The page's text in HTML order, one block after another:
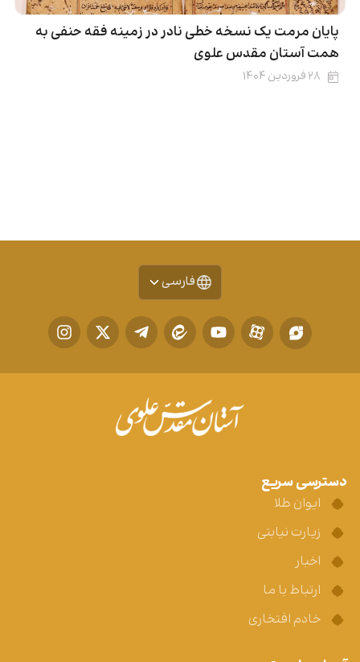
پایان مرمت یک نسخه خطی نادر در زمینه فقه حنفی به
همت آستان مقدس علوی
۲۸ فروردین ۱۴۰۴
فارسی
دسترسی سریع
ایوان طلا
زیارت نیابتی
اخبار
ارتباط با ما
خادم افتخاری